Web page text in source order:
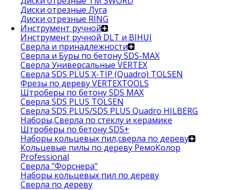
Диски отрезные Луга
Диски отрезные RING
Инструмент ручной
Инструмент ручной DLT и BIHUI
Сверла и принадлежности
Сверла и Буры по бетону SDS-MAX
Сверла Универсальные VERTEX
Сверла SDS PLUS X-TIP (Quadro) TOLSEN
Фрезы по дереву VERTEXTOOLS
Штроберы по бетону SDS MAX
Сверла SDS PLUS TOLSEN
Сверла SDS PLUS/SDS PLUS Quadro HILBERG
Наборы,Сверла по стеклу и керамике
Штроберы по бетону SDS+
Наборы кольцевых пил,сверла по дереву
Кольцевые пилы по дереву РемоКолор
Professional
Сверла "Форснера"
Наборы кольцевых пил по дереву
Сверла по дереву